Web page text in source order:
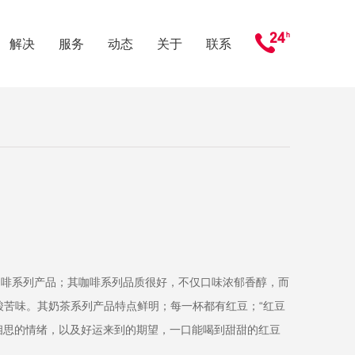
解决 服务 动态 关于 联系
系列产品；其咖啡系列品质很好，不仅口味浓郁香醇，而
味。其奶茶系列产品特点鲜明；每一杯都有红豆；“红豆
的情绪，以及好运来到的期望，一口能喝到甜甜的红豆